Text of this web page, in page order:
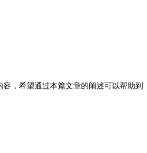
容，希望通过本篇文章的阐述可以帮助到